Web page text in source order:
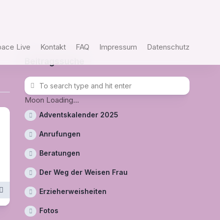
Live Kontakt FAQ Impressum Datenschutz
Moon Loading...
Adventskalender 2025
Anrufungen
Beratungen
Der Weg der Weisen Frau
Erzieherweisheiten
Fotos